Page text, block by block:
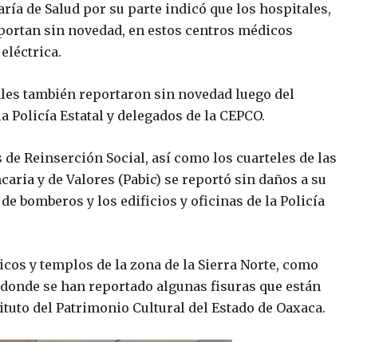
de Salud por su parte indicó que los hospitales,
sin novedad, en estos centros médicos
también reportaron sin novedad luego del
Estatal y delegados de la CEPCO.
Reinserción Social, así como los cuarteles de las
y de Valores (Pabic) se reportó sin daños a su
bomberos y los edificios y oficinas de la Policía
y templos de la zona de la Sierra Norte, como
se han reportado algunas fisuras que están
del Patrimonio Cultural del Estado de Oaxaca.